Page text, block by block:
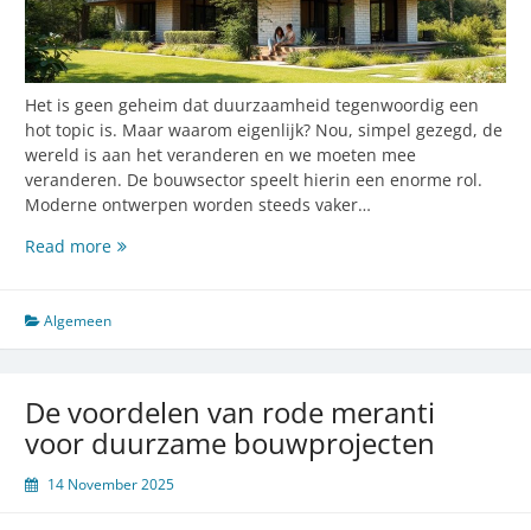
Het is geen geheim dat duurzaamheid tegenwoordig een
hot topic is. Maar waarom eigenlijk? Nou, simpel gezegd, de
wereld is aan het veranderen en we moeten mee
veranderen. De bouwsector speelt hierin een enorme rol.
Moderne ontwerpen worden steeds vaker…
Read moreDuurzame
bamboe
tot
Algemeen
De voordelen van rode meranti
voor duurzame bouwprojecten
14 November 2025